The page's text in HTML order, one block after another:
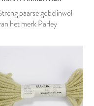
paarse gobelinwol
het merk Parley